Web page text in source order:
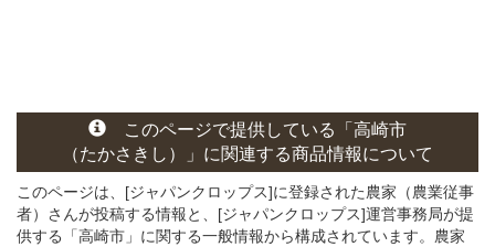
このページで提供している
「高崎市
（たかさきし）」 に関連する商品情報について
このページは、[ジャパンクロップス]に登録された農家（農業従事
者）さんが投稿する情報と、[ジャパンクロップス]運営事務局が提
供する「高崎市」に関する一般情報から構成されています。農家